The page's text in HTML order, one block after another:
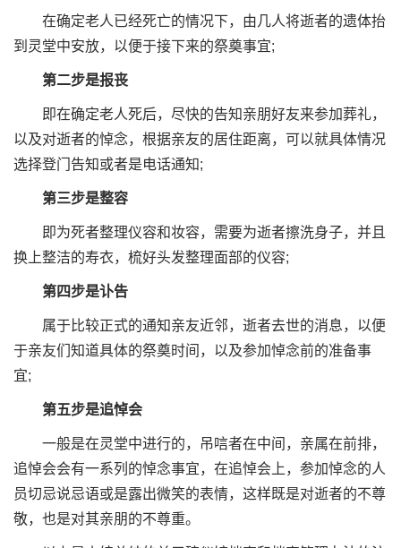
在确定老人已经死亡的情况下，由几人将逝者的遗体抬
到灵堂中安放，以便于接下来的祭奠事宜;
第二步是报丧
即在确定老人死后，尽快的告知亲朋好友来参加葬礼，
以及对逝者的悼念，根据亲友的居住距离，可以就具体情况
选择登门告知或者是电话通知;
第三步是整容
即为死者整理仪容和妆容，需要为逝者擦洗身子，并且
换上整洁的寿衣，梳好头发整理面部的仪容;
第四步是讣告
属于比较正式的通知亲友近邻，逝者去世的消息，以便
于亲友们知道具体的祭奠时间，以及参加悼念前的准备事
宜;
第五步是追悼会
一般是在灵堂中进行的，吊唁者在中间，亲属在前排，
追悼会会有一系列的悼念事宜，在追悼会上，参加悼念的人
员切忌说忌语或是露出微笑的表情，这样既是对逝者的不尊
敬，也是对其亲朋的不尊重。